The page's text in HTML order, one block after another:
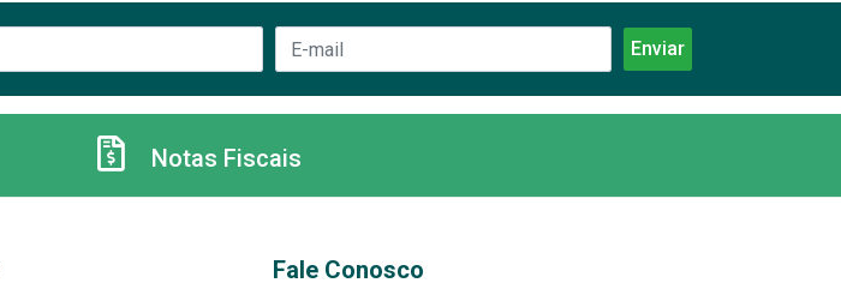
Notas Fiscais
Fale Conosco